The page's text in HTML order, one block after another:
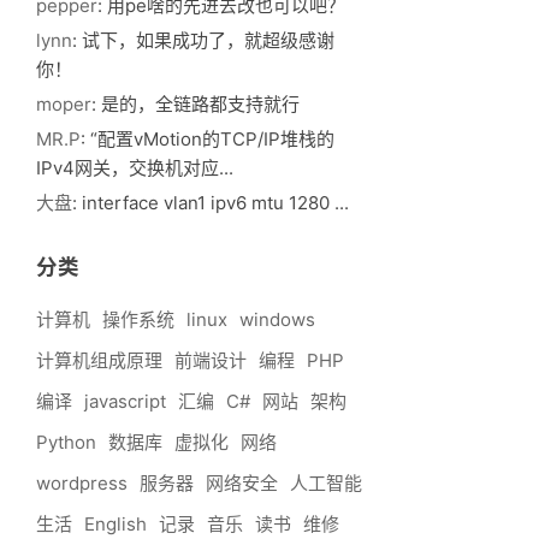
pepper: 用pe啥的先进去改也可以吧？
lynn: 试下，如果成功了，就超级感谢
你！
moper: 是的，全链路都支持就行
MR.P: “配置vMotion的TCP/IP堆栈的
IPv4网关，交换机对应...
大盘: interface vlan1 ipv6 mtu 1280 ...
分类
计算机 操作系统 linux windows
计算机组成原理 前端设计 编程
PHP
编译 javascript 汇编 C# 网站 架构
Python 数据库 虚拟化 网络
wordpress
服务器 网络安全 人工智能
生活 English 记录 音乐 读书 维修